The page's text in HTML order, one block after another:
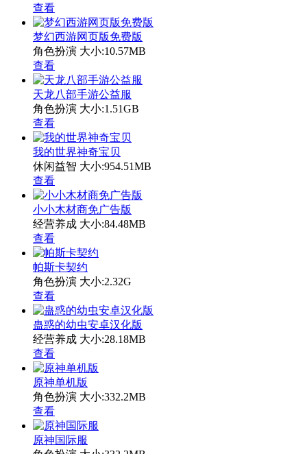
查看
梦幻西游网页版免费版
角色扮演 大小:10.57MB
查看
天龙八部手游公益服
角色扮演 大小:1.51GB
查看
我的世界神奇宝贝
休闲益智 大小:954.51MB
查看
小小木材商免广告版
经营养成 大小:84.48MB
查看
帕斯卡契约
角色扮演 大小:2.32G
查看
蛊惑的幼虫安卓汉化版
经营养成 大小:28.18MB
查看
原神单机版
角色扮演 大小:332.2MB
查看
原神国际服